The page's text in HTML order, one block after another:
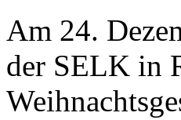
Am 24.
der SELK in